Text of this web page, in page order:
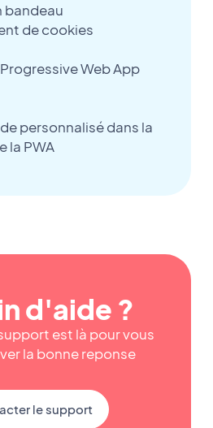
bandeau
de cookies
Web App
personnalisé dans la
la PWA
d'aide ?
est là pour vous
la bonne reponse
le support